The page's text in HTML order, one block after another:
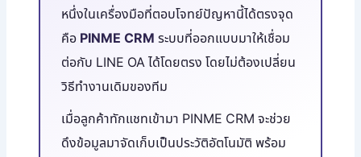
หนึ่งในเครื่องมือที่ตอบโจทย์ปัญหานี้ได้ตรงจุด
คือ PINME CRM ระบบที่ออกแบบมาให้เชื่อม
ต่อกับ LINE OA ได้โดยตรง โดยไม่ต้องเปลี่ยน
วิธีทำงานเดิมของทีม
เมื่อลูกค้าทักแชทเข้ามา PINME CRM จะช่วย
ดึงข้อมูลมาจัดเก็บเป็นประวัติอัตโนมัติ พร้อม